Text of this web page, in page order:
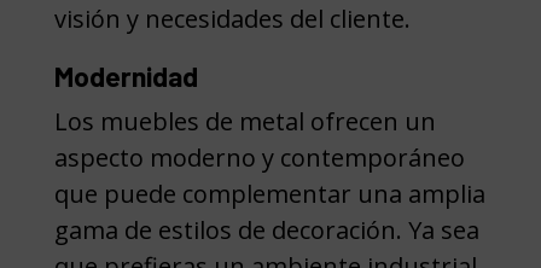
visión y necesidades del cliente.
Modernidad
Los muebles de metal ofrecen un
aspecto moderno y contemporáneo
que puede complementar una amplia
gama de estilos de decoración. Ya sea